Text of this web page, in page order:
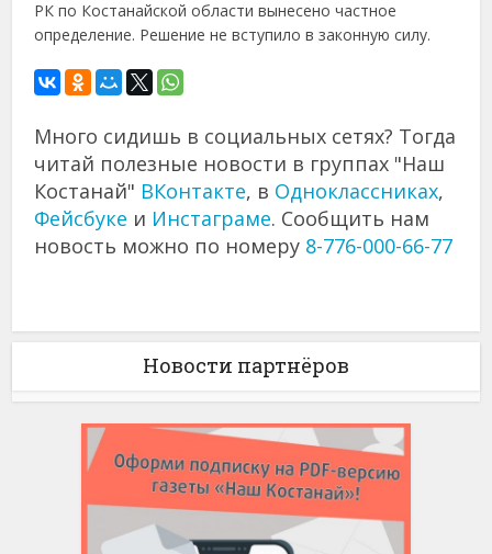
РК по Костанайской области вынесено частное
определение. Решение не вступило в законную силу.
Много сидишь в социальных сетях? Тогда
читай полезные новости в группах "Наш
Костанай" ВКонтакте, в Одноклассниках,
Фейсбуке и Инстаграме. Сообщить нам
новость можно по номеру 8-776-000-66-77
Новости партнёров